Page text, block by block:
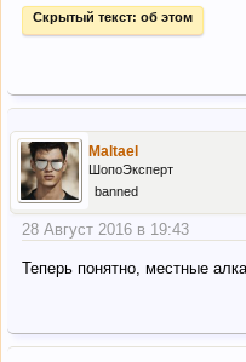
Скрытый текст: об этом
Maltael
ШопоЭксперт
banned
28 Август 2016 в 19:43
Теперь понятно, местные